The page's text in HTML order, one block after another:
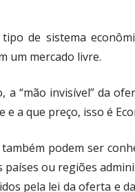
de sistema
um mercado livre.
a “mão invisível” da
a que preço, isso é
podem ser
ou regiões
pela lei da oferta e